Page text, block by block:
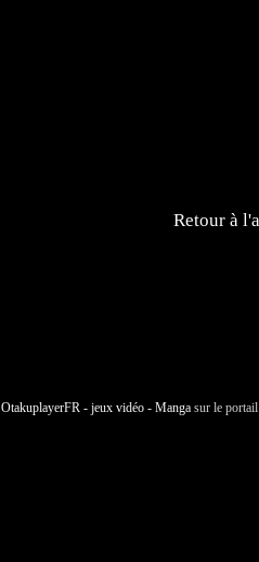
Retour à
OtakuplayerFR - jeux vidéo - Manga sur le